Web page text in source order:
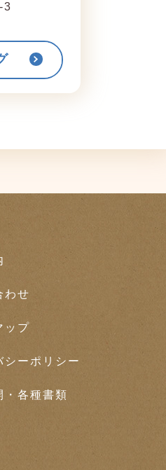
3
わせ
ップ
シーポリシー
・各種書類